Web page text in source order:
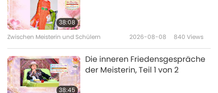
with me even? Dog(-people) are OK, humans
also want to (Yes.) play with (me), always
want to stick around. I have to hide
sometimes. I have to hide, Hally. I have to hide,
so I have some time for you. […]
38:08
Zwischen Meisterin und Schülern 2026-08-08 840 Views
38:45
Die inneren Friedensgespräche
der Meisterin, Teil 1 von 2